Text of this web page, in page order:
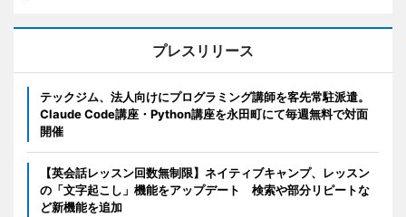
プレスリリース
テックジム、法人向けにプログラミング講師を客先常駐派遣。
Claude Code講座・Python講座を永田町にて毎週無料で対面
開催
【英会話レッスン回数無制限】ネイティブキャンプ、レッスン
の「文字起こし」機能をアップデート 検索や部分リピートな
ど新機能を追加